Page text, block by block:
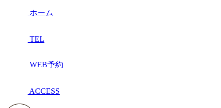
ホーム
TEL
WEB予約
ACCESS